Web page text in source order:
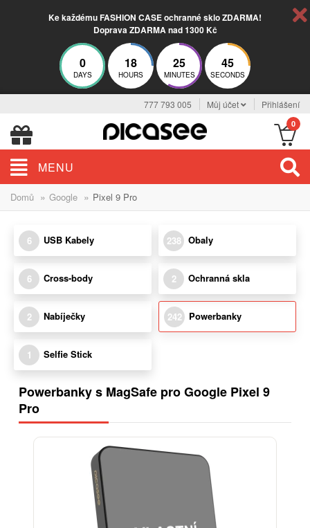
Ke každému FASHION CASE ochranné sklo ZDARMA!
Doprava ZDARMA nad 1300 Kč
0
DAYS
18
HOURS
25
MINUTES
44
SECONDS
777 793 005 Můj účet Přihlášení
0
MENU
Domů » Google » Pixel 9 Pro
6 USB Kabely 238 Obaly
6 Cross-body 2 Ochranná skla
2 Nabíječky 242 Powerbanky
1 Selfie Stick
Powerbanky s MagSafe pro Google Pixel 9
Pro